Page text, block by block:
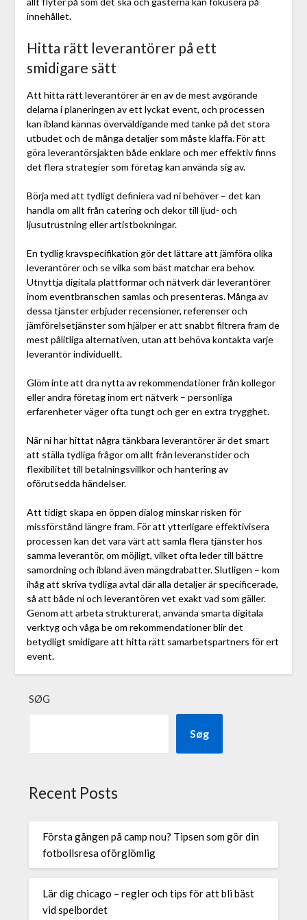
innehållet.
Hitta rätt leverantörer på ett
smidigare sätt
Att hitta rätt leverantörer är en av de mest avgörande
delarna i planeringen av ett lyckat event, och processen
kan ibland kännas överväldigande med tanke på det stora
utbudet och de många detaljer som måste klaffa. För att
göra leverantörsjakten både enklare och mer effektiv finns
det flera strategier som företag kan använda sig av.
Börja med att tydligt definiera vad ni behöver – det kan
handla om allt från catering och dekor till ljud- och
ljusutrustning eller artistbokningar.
En tydlig kravspecifikation gör det lättare att jämföra olika
leverantörer och se vilka som bäst matchar era behov.
Utnyttja digitala plattformar och nätverk där leverantörer
inom eventbranschen samlas och presenteras. Många av
dessa tjänster erbjuder recensioner, referenser och
jämförelsetjänster som hjälper er att snabbt filtrera fram de
mest pålitliga alternativen, utan att behöva kontakta varje
leverantör individuellt.
Glöm inte att dra nytta av rekommendationer från kollegor
eller andra företag inom ert nätverk – personliga
erfarenheter väger ofta tungt och ger en extra trygghet.
När ni har hittat några tänkbara leverantörer är det smart
att ställa tydliga frågor om allt från leveranstider och
flexibilitet till betalningsvillkor och hantering av
oförutsedda händelser.
Att tidigt skapa en öppen dialog minskar risken för
missförstånd längre fram. För att ytterligare effektivisera
processen kan det vara värt att samla flera tjänster hos
samma leverantör, om möjligt, vilket ofta leder till bättre
samordning och ibland även mängdrabatter. Slutligen – kom
ihåg att skriva tydliga avtal där alla detaljer är specificerade,
så att både ni och leverantören vet exakt vad som gäller.
Genom att arbeta strukturerat, använda smarta digitala
verktyg och våga be om rekommendationer blir det
betydligt smidigare att hitta rätt samarbetspartners för ert
event.
SØG
Søg
Recent Posts
Första gången på camp nou? Tipsen som gör din
fotbollsresa oförglömlig
Lär dig chicago – regler och tips för att bli bäst
vid spelbordet